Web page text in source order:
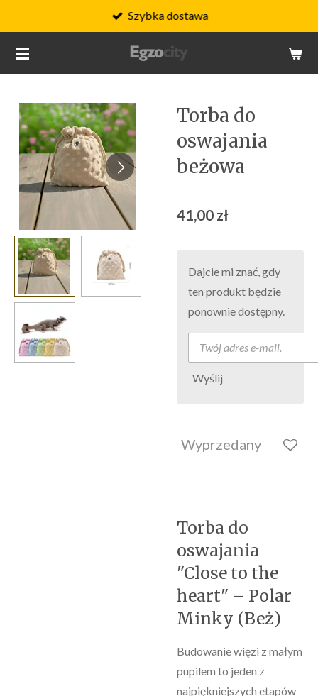
do
głównej
treści
Szybka dostawa
Torba do
oswajania
beżowa
41,00 zł
Dajcie mi znać, gdy
ten produkt będzie
ponownie dostępny.
Wyślij
Wyprzedany
Torba do
oswajania
"Close to the
heart" – Polar
Minky (Beż)
​Budowanie więzi z małym
pupilem to jeden z
najpiękniejszych etapów